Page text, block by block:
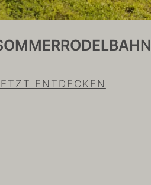
ENTDECKEN